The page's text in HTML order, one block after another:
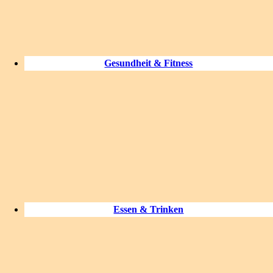
Gesundheit & Fitness
Essen & Trinken